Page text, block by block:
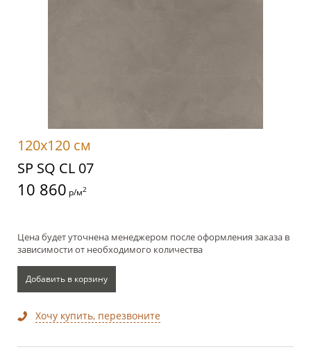
120x120 см
SP SQ CL 07
10 860 р/м2
Цена будет уточнена менеджером после оформления заказа в
зависимости от необходимого количества
Добавить в корзину
Хочу купить, перезвоните